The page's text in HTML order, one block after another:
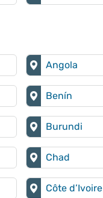
Angola
Benín
Burundi
Chad
Côte d’Ivoire